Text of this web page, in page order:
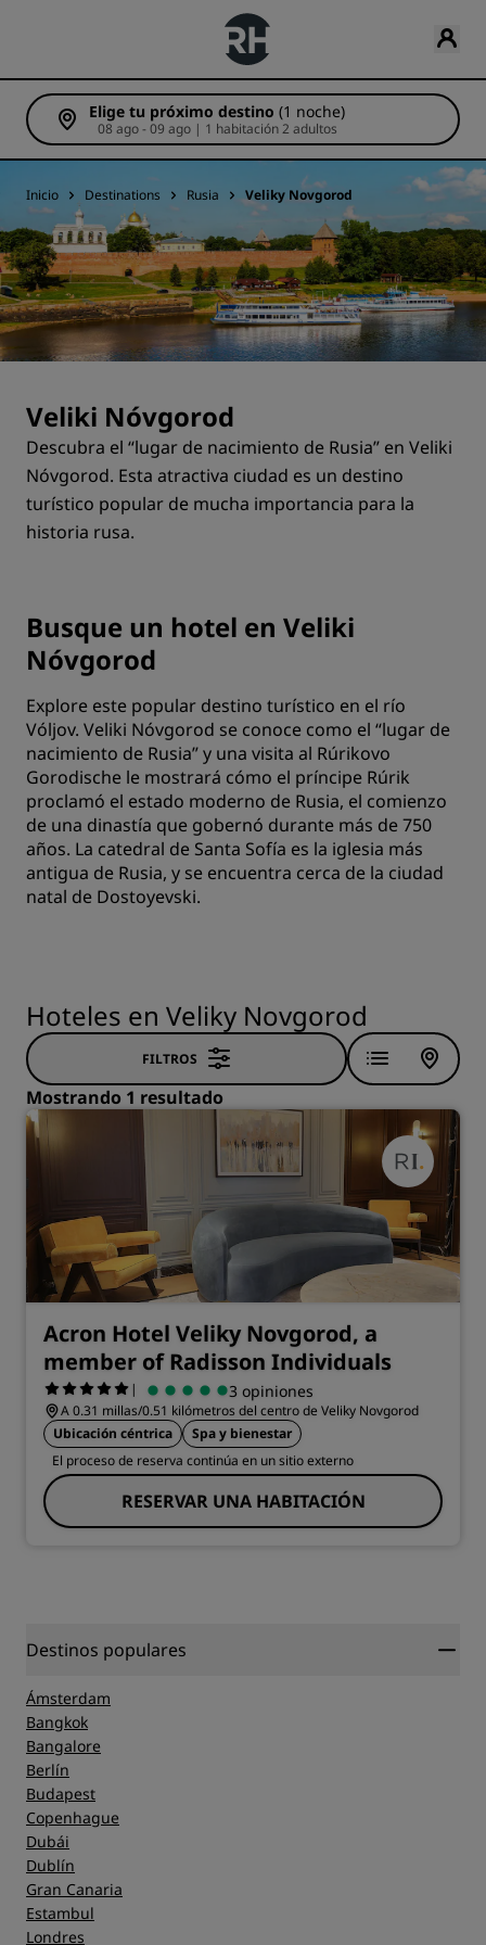
Elige tu próximo destino (1 noche)
08 ago - 09 ago | 1 habitación 2 adultos
Inicio Destinations Rusia Veliky Novgorod
Veliki Nóvgorod
Descubra el “lugar de nacimiento de Rusia” en Veliki
Nóvgorod. Esta atractiva ciudad es un destino
turístico popular de mucha importancia para la
historia rusa.
Busque un hotel en Veliki
Nóvgorod
Explore este popular destino turístico en el río
Vóljov. Veliki Nóvgorod se conoce como el “lugar de
nacimiento de Rusia” y una visita al Rúrikovo
Gorodische le mostrará cómo el príncipe Rúrik
proclamó el estado moderno de Rusia, el comienzo
de una dinastía que gobernó durante más de 750
años. La catedral de Santa Sofía es la iglesia más
antigua de Rusia, y se encuentra cerca de la ciudad
natal de Dostoyevski.
Hoteles en Veliky Novgorod
FILTROS
Mostrando 1 resultado
Acron Hotel Veliky Novgorod, a
member of Radisson Individuals
| 3 opiniones
A 0.31 millas/0.51 kilómetros del centro de Veliky Novgorod
Ubicación céntrica
Spa y bienestar
El proceso de reserva continúa en un sitio externo
RESERVAR UNA HABITACIÓN
Destinos populares
Ámsterdam
Bangkok
Bangalore
Berlín
Budapest
Copenhague
Dubái
Dublín
Gran Canaria
Estambul
Londres